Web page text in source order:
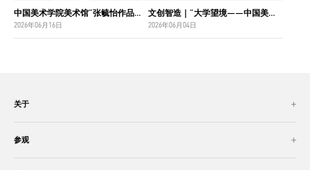
中国美术学院美术馆“张毓怡作品捐赠收藏项目”入选“2026年度国家美术作品收藏和捐赠奖励项目名单”
2026年06月16日
文创智造｜“大学望境——中国美术学院建设世界一流大学二十周年”特展导览
2026年06月04日
关于
参观